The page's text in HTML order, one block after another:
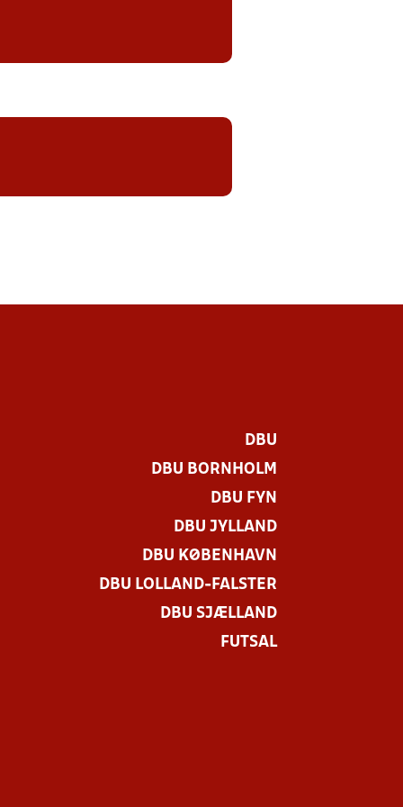
DBU
DBU BORNHOLM
DBU FYN
DBU JYLLAND
DBU KØBENHAVN
DBU LOLLAND-FALSTER
DBU SJÆLLAND
FUTSAL